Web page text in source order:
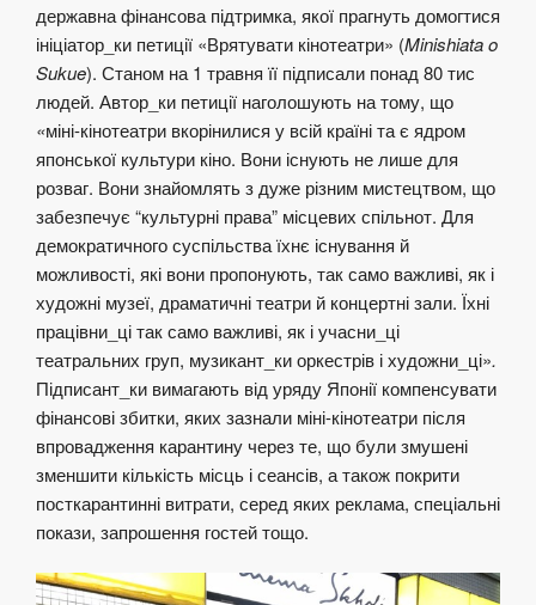
державна фінансова підтримка, якої прагнуть домогтися
ініціатор_ки петиції «Врятувати кінотеатри» (Minishiata o
Sukue). Станом на 1 травня її підписали понад 80 тис
людей. Автор_ки петиції наголошують на тому, що
«міні-кінотеатри вкорінилися у всій країні та є ядром
японської культури кіно. Вони існують не лише для
розваг. Вони знайомлять з дуже різним мистецтвом, що
забезпечує “культурні права” місцевих спільнот. Для
демократичного суспільства їхнє існування й
можливості, які вони пропонують, так само важливі, як і
художні музеї, драматичні театри й концертні зали. Їхні
працівни_ці так само важливі, як і учасни_ці
театральних груп, музикант_ки оркестрів і художни_ці».
Підписант_ки вимагають від уряду Японії компенсувати
фінансові збитки, яких зазнали міні-кінотеатри після
впровадження карантину через те, що були змушені
зменшити кількість місць і сеансів, а також покрити
посткарантинні витрати, серед яких реклама, спеціальні
покази, запрошення гостей тощо.